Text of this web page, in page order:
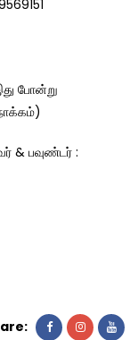
போன்று
& பவுண்டர் :